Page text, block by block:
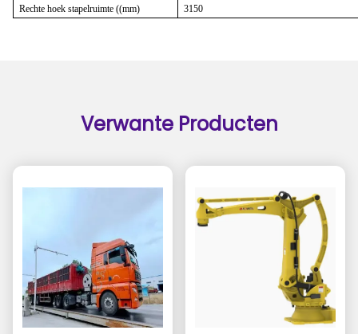
Rechte hoek stapelruimte ((mm) 3150
Verwante Producten